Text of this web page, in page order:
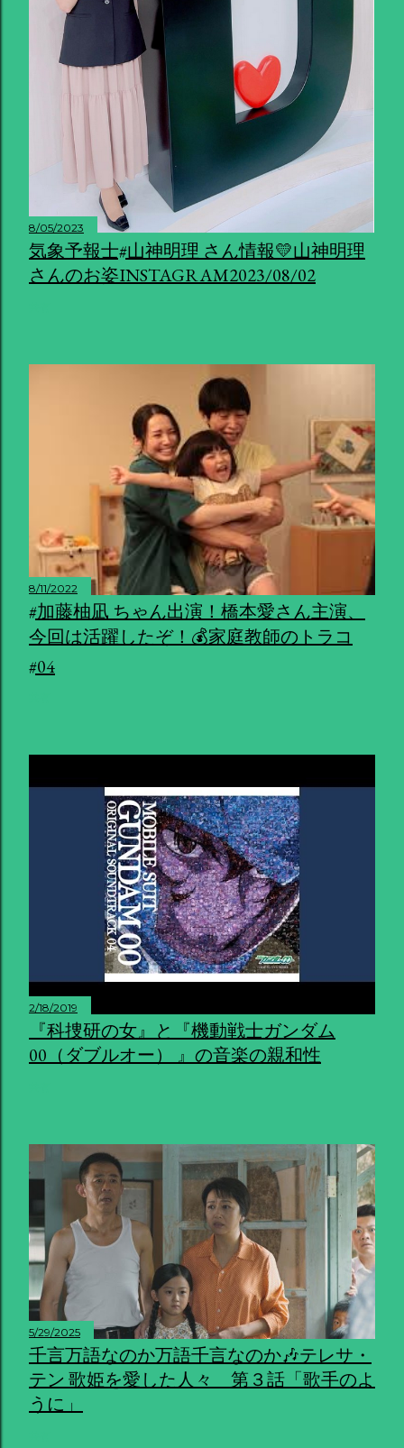
8/05/2023
気象予報士#山神明理 さん情報💛山神明理
さんのお姿INSTAGRAM2023/08/02
8/11/2022
#加藤柚凪 ちゃん出演！橋本愛さん主演、
今回は活躍したぞ！💰家庭教師のトラコ
#04
2/18/2019
『科捜研の女』と『機動戦士ガンダム
00（ダブルオー） 』の音楽の親和性
5/29/2025
千言万語なのか万語千言なのか🎶テレサ・
テン 歌姫を愛した人々 第３話「歌手のよ
うに」